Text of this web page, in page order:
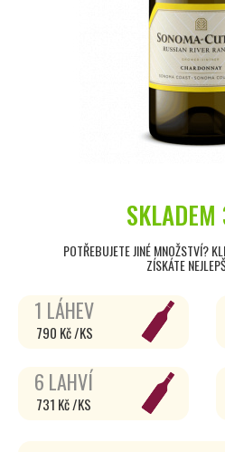
SKLADEM
POTŘEBUJETE JINÉ MNOŽSTVÍ?
ZÍSKÁTE
1 LÁHEV
790 Kč /KS
6 LAHVÍ
731 Kč /KS